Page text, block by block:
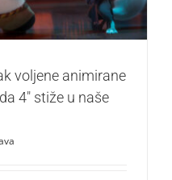
voljene animirane
4″ stiže u naše